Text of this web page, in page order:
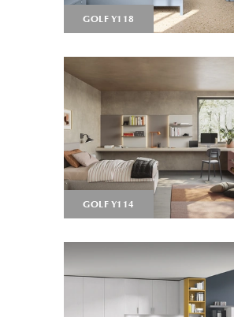
GOLF Y118
GOLF Y114